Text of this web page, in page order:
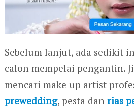
Sebelum lanjut, ada sedikit
calon mempelai pengantin.
mencari make up artist
prewedding, pesta dan rias